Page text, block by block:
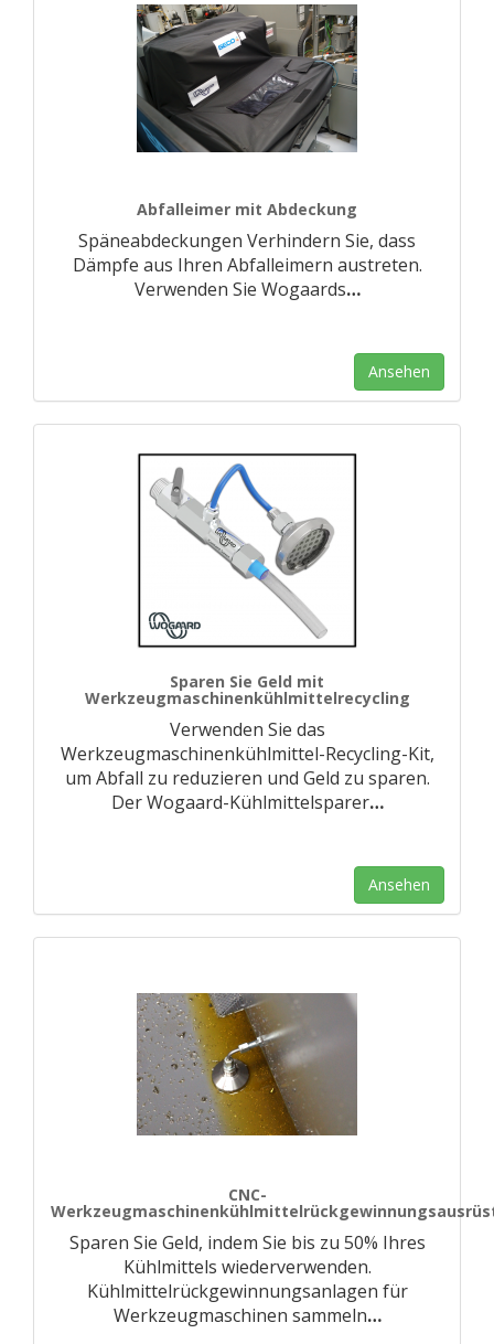
Abfalleimer mit Abdeckung
Späneabdeckungen Verhindern Sie, dass
Dämpfe aus Ihren Abfalleimern austreten.
Verwenden Sie Wogaards…
Ansehen
Sparen Sie Geld mit
Werkzeugmaschinenkühlmittelrecycling
Verwenden Sie das
Werkzeugmaschinenkühlmittel-Recycling-Kit,
um Abfall zu reduzieren und Geld zu sparen.
Der Wogaard-Kühlmittelsparer…
Ansehen
CNC-
Sparen Sie Geld, indem Sie bis zu 50% Ihres
Kühlmittels wiederverwenden.
Kühlmittelrückgewinnungsanlagen für
Werkzeugmaschinen sammeln…